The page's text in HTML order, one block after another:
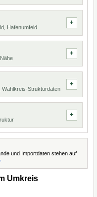
Hafenumfeld
Wahlkreis-Strukturdaten
und Importdaten stehen auf
Umkreis